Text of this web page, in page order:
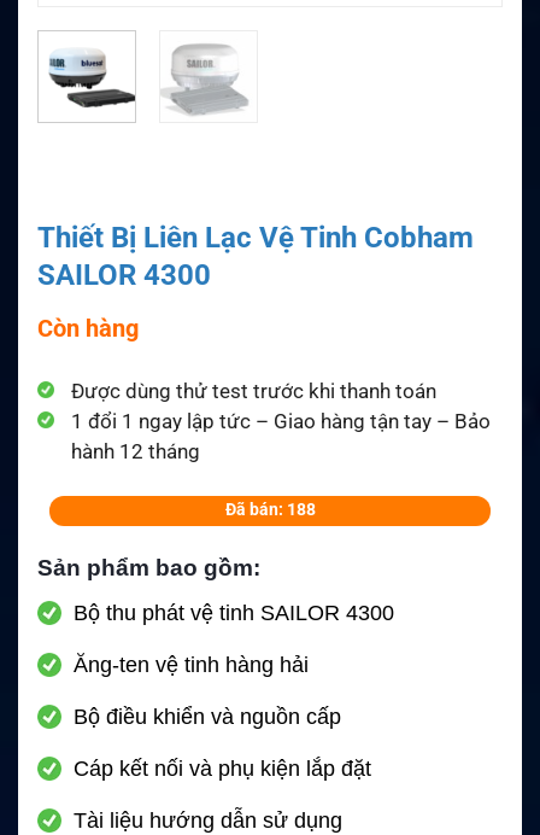
Thiết Bị Liên Lạc Vệ Tinh Cobham
SAILOR 4300
Còn hàng
Được dùng thử test trước khi thanh toán
1 đổi 1 ngay lập tức – Giao hàng tận tay – Bảo
hành 12 tháng
Đã bán: 188
Sản phẩm bao gồm:
Bộ thu phát vệ tinh SAILOR 4300
Ăng-ten vệ tinh hàng hải
Bộ điều khiển và nguồn cấp
Cáp kết nối và phụ kiện lắp đặt
Tài liệu hướng dẫn sử dụng